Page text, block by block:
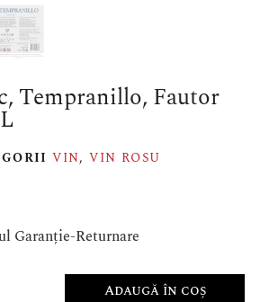
Tempranillo, Fautor
VIN,VIN ROSU
Garanție-Returnare
Adaugă în coș